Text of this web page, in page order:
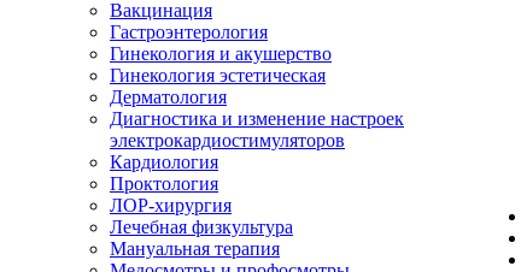
Вакцинация
Гастроэнтерология
Гинекология и акушерство
Гинекология эстетическая
Дерматология
Диагностика и изменение настроек
электрокардиостимуляторов
Кардиология
Проктология
ЛОР-хирургия
Лечебная физкультура
Мануальная терапия